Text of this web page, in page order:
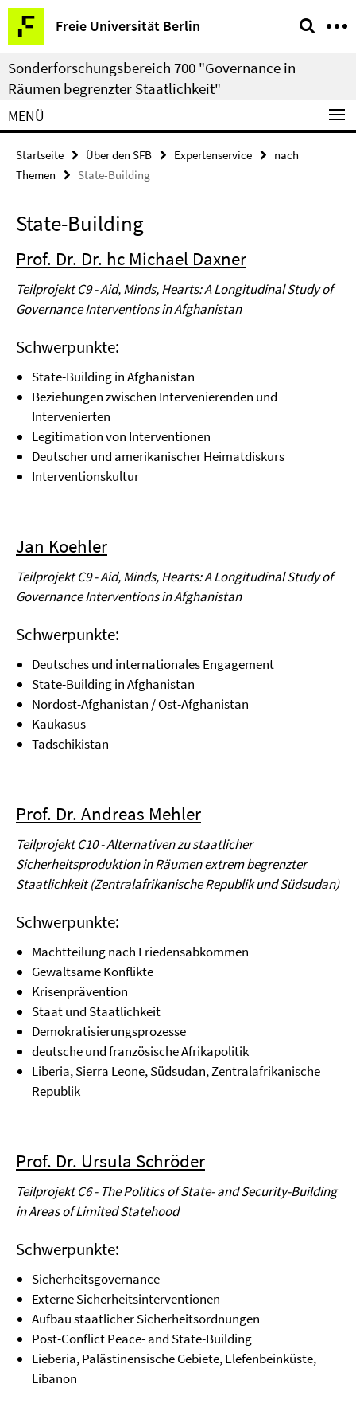
Springe
direkt
zu
Inhalt
Freie Universität Berlin
Service-
Navigation
Sonderforschungsbereich 700 "Governance in
Räumen begrenzter Staatlichkeit"
MENÜ
Startseite Über den SFB Expertenservice
nach
Themen
State-Building
State-Building
Prof. Dr. Dr. hc Michael Daxner
Teilprojekt C9 - Aid, Minds, Hearts: A Longitudinal Study of
Governance Interventions in Afghanistan
Schwerpunkte:
State-Building in Afghanistan
Beziehungen zwischen Intervenierenden und
Intervenierten
Legitimation von Interventionen
Deutscher und amerikanischer Heimatdiskurs
Interventionskultur
Jan Koehler
Teilprojekt C9 - Aid, Minds, Hearts: A Longitudinal Study of
Governance Interventions in Afghanistan
Schwerpunkte:
Deutsches und internationales Engagement
State-Building in Afghanistan
Nordost-Afghanistan / Ost-Afghanistan
Kaukasus
Tadschikistan
Prof. Dr. Andreas Mehler
Teilprojekt C10 - Alternativen zu staatlicher
Sicherheitsproduktion in Räumen extrem begrenzter
Staatlichkeit (Zentralafrikanische Republik und Südsudan)
Schwerpunkte:
Machtteilung nach Friedensabkommen
Gewaltsame Konflikte
Krisenprävention
Staat und Staatlichkeit
Demokratisierungsprozesse
deutsche und französische Afrikapolitik
Liberia, Sierra Leone, Südsudan, Zentralafrikanische
Republik
Prof. Dr. Ursula Schröder
Teilprojekt C6 - The Politics of State- and Security-Building
in Areas of Limited Statehood
Schwerpunkte:
Sicherheitsgovernance
Externe Sicherheitsinterventionen
Aufbau staatlicher Sicherheitsordnungen
Post-Conflict Peace- and State-Building
Lieberia, Palästinensische Gebiete, Elefenbeinküste,
Libanon